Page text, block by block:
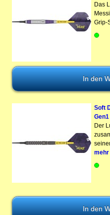
Das
Grip-
Soft
Gen1
Der
mehr